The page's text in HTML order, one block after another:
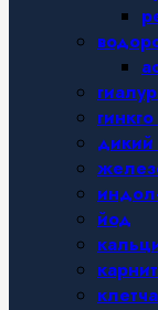
дикий
йод